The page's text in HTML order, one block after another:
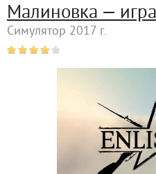
Малиновка —
Симулятор 2017 г.